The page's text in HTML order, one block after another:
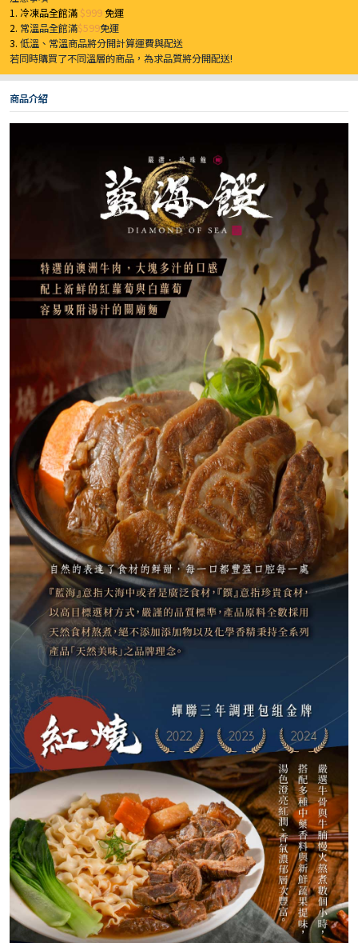
1. 冷凍品全館滿 $999免運
2. 常溫品全館滿$599免運
3.低溫、常溫商品將分開計算運費與配送
若同時購買了不同溫層的商品，為求品質將分開配送!
商品介紹